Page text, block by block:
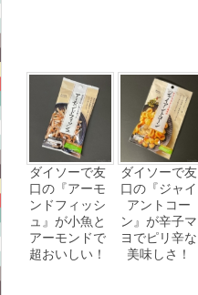
ダイソーで友
口の『アーモ
ンドフィッシ
ュ』が小魚と
アーモンドで
超おいしい！
ダイソーで友
口の『ジャイ
アントコー
ン』が辛子マ
ヨでピリ辛な
美味しさ！